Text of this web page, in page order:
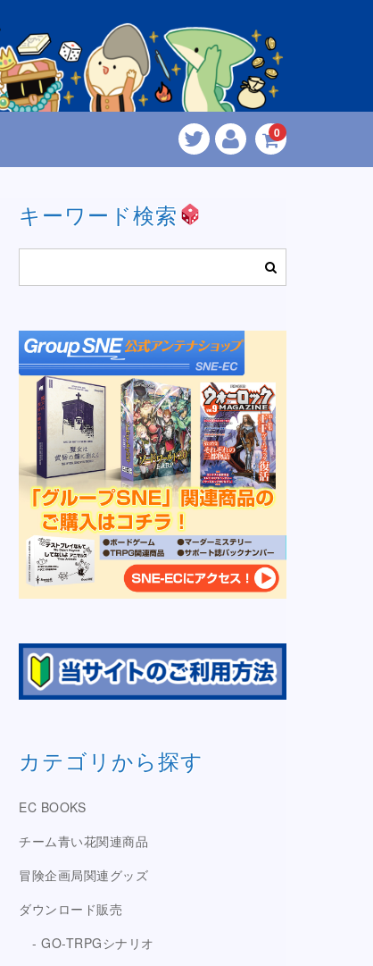
0
キーワード検索
カテゴリから探す
EC BOOKS
チーム青い花関連商品
冒険企画局関連グッズ
ダウンロード販売
GO-TRPGシナリオ